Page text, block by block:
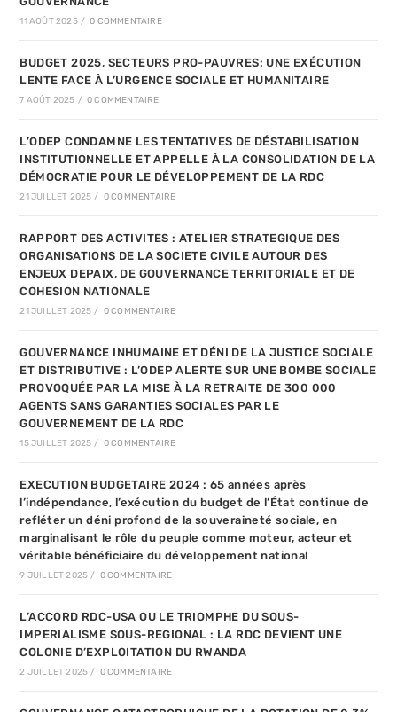
11 AOÛT 2025 / 0 COMMENTAIRE
BUDGET 2025, SECTEURS PRO-PAUVRES: UNE EXÉCUTION
LENTE FACE À L’URGENCE SOCIALE ET HUMANITAIRE
7 AOÛT 2025 / 0 COMMENTAIRE
L’ODEP CONDAMNE LES TENTATIVES DE DÉSTABILISATION
INSTITUTIONNELLE ET APPELLE À LA CONSOLIDATION DE LA
DÉMOCRATIE POUR LE DÉVELOPPEMENT DE LA RDC
21 JUILLET 2025 / 0 COMMENTAIRE
RAPPORT DES ACTIVITES : ATELIER STRATEGIQUE DES
ORGANISATIONS DE LA SOCIETE CIVILE AUTOUR DES
ENJEUX DEPAIX, DE GOUVERNANCE TERRITORIALE ET DE
COHESION NATIONALE
21 JUILLET 2025 / 0 COMMENTAIRE
GOUVERNANCE INHUMAINE ET DÉNI DE LA JUSTICE SOCIALE
ET DISTRIBUTIVE : L’ODEP ALERTE SUR UNE BOMBE SOCIALE
PROVOQUÉE PAR LA MISE À LA RETRAITE DE 300 000
AGENTS SANS GARANTIES SOCIALES PAR LE
GOUVERNEMENT DE LA RDC
15 JUILLET 2025 / 0 COMMENTAIRE
EXECUTION BUDGETAIRE 2024 : 65 années après
l’indépendance, l’exécution du budget de l’État continue de
refléter un déni profond de la souveraineté sociale, en
marginalisant le rôle du peuple comme moteur, acteur et
véritable bénéficiaire du développement national
9 JUILLET 2025 / 0 COMMENTAIRE
L’ACCORD RDC-USA OU LE TRIOMPHE DU SOUS-
IMPERIALISME SOUS-REGIONAL : LA RDC DEVIENT UNE
COLONIE D’EXPLOITATION DU RWANDA
2 JUILLET 2025 / 0 COMMENTAIRE